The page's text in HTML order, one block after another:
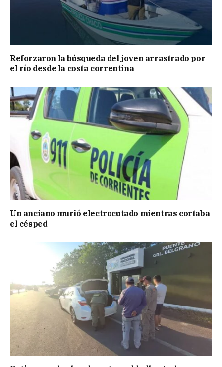
Reforzaron la búsqueda del joven arrastrado por
el río desde la costa correntina
Un anciano murió electrocutado mientras cortaba
el césped